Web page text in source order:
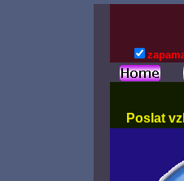
Poslat